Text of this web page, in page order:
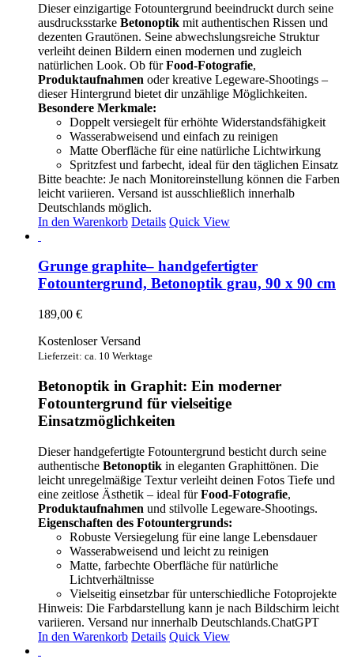
Dieser einzigartige Fotountergrund beeindruckt durch seine
ausdrucksstarke Betonoptik mit authentischen Rissen und
dezenten Grautönen. Seine abwechslungsreiche Struktur
verleiht deinen Bildern einen modernen und zugleich
natürlichen Look. Ob fürFood-Fotografie,
Produktaufnahmen oder kreative Legeware-Shootings –
dieser Hintergrund bietet dir unzählige Möglichkeiten.
Besondere Merkmale:
Doppelt versiegelt für erhöhte Widerstandsfähigkeit
Wasserabweisend und einfach zu reinigen
Matte Oberfläche für eine natürliche Lichtwirkung
Spritzfest und farbecht, ideal für den täglichen Einsatz
Bitte beachte: Je nach Monitoreinstellung können die Farben
leicht variieren. Versand ist ausschließlich innerhalb
Deutschlands möglich.
In den Warenkorb Details Quick View
Grunge graphite– handgefertigter
Fotountergrund, Betonoptik grau, 90 x 90 cm
189,00 €
Kostenloser Versand
Lieferzeit: ca. 10 Werktage
Betonoptik in Graphit: Ein moderner
Fotountergrund für vielseitige
Einsatzmöglichkeiten
Dieser handgefertigte Fotountergrund besticht durch seine
authentische Betonoptik in eleganten Graphittönen. Die
leicht unregelmäßige Textur verleiht deinen Fotos Tiefe und
eine zeitlose Ästhetik – ideal fürFood-Fotografie,
Produktaufnahmen und stilvolle Legeware-Shootings.
Eigenschaften des Fotountergrunds:
Robuste Versiegelung für eine lange Lebensdauer
Wasserabweisend und leicht zu reinigen
Matte, farbechte Oberfläche für natürliche
Lichtverhältnisse
Vielseitig einsetzbar für unterschiedliche Fotoprojekte
Hinweis: Die Farbdarstellung kann je nach Bildschirm leicht
variieren. Versand nur innerhalb Deutschlands.ChatGPT
In den Warenkorb Details Quick View